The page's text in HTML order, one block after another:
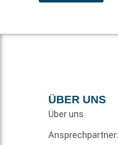
ÜBER UNS
Über uns